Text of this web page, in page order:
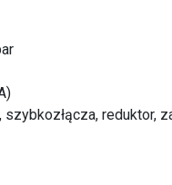
reduktor,